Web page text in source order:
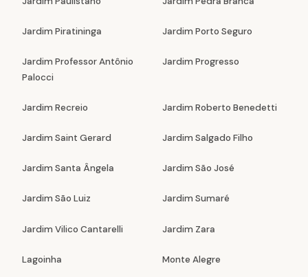
Jardim Piratininga Jardim Porto Seguro
Jardim Professor Antônio
Palocci
Jardim Progresso
Jardim Recreio Jardim Roberto Benedetti
Jardim Saint Gerard Jardim Salgado Filho
Jardim Santa Ângela Jardim São José
Jardim São Luiz Jardim Sumaré
Jardim Vilico Cantarelli Jardim Zara
Lagoinha Monte Alegre